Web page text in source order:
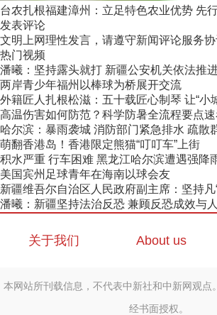
台农扎根福建漳州：立足特色农业优势 先
发表评论
文明上网理性发言，请遵守新闻评论服务协
热门视频
潘曦：坚持露头就打 新疆公安机关依法推
两岸青少年福州以棒球为桥展开交流
外籍匠人扎根松滋：五十载匠心制琴 让“小
高温伤害如何防范？科学防暑全流程要点
哈尔滨：暴雨袭城 消防部门紧急排水 疏散
萌翻香港岛！香港限定熊猫“叮叮车”上街
积水严重 行车困难 黑龙江哈尔滨遭遇强降
美国宾州足球青年在海南以球会友
新疆维吾尔自治区人民政府副主席：坚持凡
潘曦：新疆坚持法治反恐 兼顾反恐成效与
关于我们 About us
本网站所刊载信息，不代表中新社和中新网观点
经书面授权。